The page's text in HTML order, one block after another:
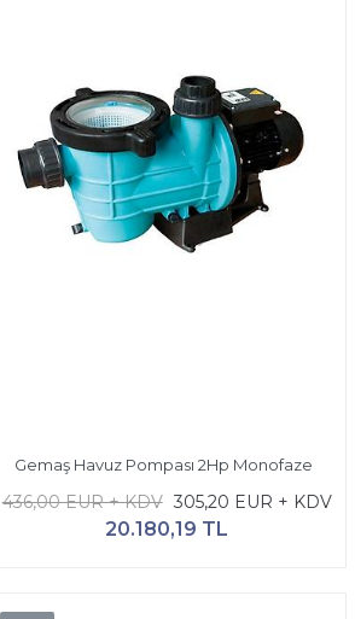
Gemaş Havuz Pompası 2Hp Monofaze
436,00 EUR + KDV 305,20 EUR + KDV
20.180,19 TL